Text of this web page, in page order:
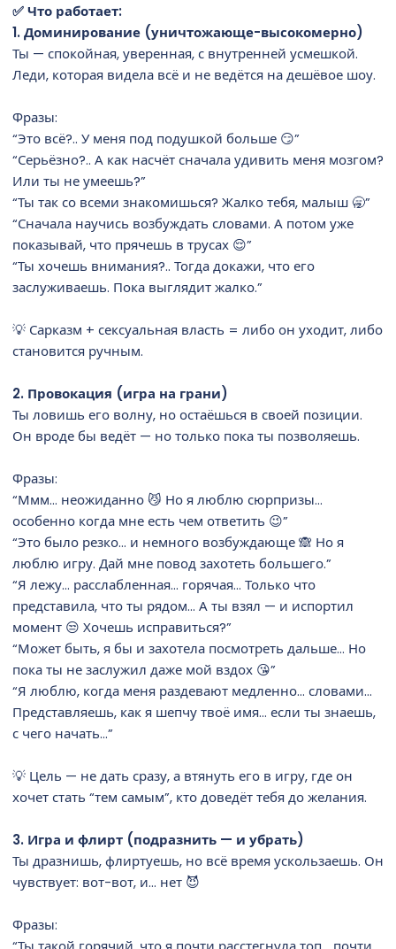
✅ Что работает:
1. Доминирование (уничтожающе-высокомерно)
Ты — спокойная, уверенная, с внутренней усмешкой.
Леди, которая видела всё и не ведётся на дешёвое шоу.
Фразы:
“Это всё?.. У меня под подушкой больше 😏”
“Серьёзно?.. А как насчёт сначала удивить меня мозгом?
Или ты не умеешь?”
“Ты так со всеми знакомишься? Жалко тебя, малыш 🥱”
“Сначала научись возбуждать словами. А потом уже
показывай, что прячешь в трусах 😌”
“Ты хочешь внимания?.. Тогда докажи, что его
заслуживаешь. Пока выглядит жалко.”
💡 Сарказм + сексуальная власть = либо он уходит, либо
становится ручным.
2. Провокация (игра на грани)
Ты ловишь его волну, но остаёшься в своей позиции.
Он вроде бы ведёт — но только пока ты позволяешь.
Фразы:
“Ммм… неожиданно 😼 Но я люблю сюрпризы…
особенно когда мне есть чем ответить 😉”
“Это было резко… и немного возбуждающе 🙈 Но я
люблю игру. Дай мне повод захотеть большего.”
“Я лежу… расслабленная… горячая… Только что
представила, что ты рядом… А ты взял — и испортил
момент 😒 Хочешь исправиться?”
“Может быть, я бы и захотела посмотреть дальше… Но
пока ты не заслужил даже мой вздох 😘”
“Я люблю, когда меня раздевают медленно… словами…
Представляешь, как я шепчу твоё имя… если ты знаешь,
с чего начать…”
💡 Цель — не дать сразу, а втянуть его в игру, где он
хочет стать “тем самым”, кто доведёт тебя до желания.
3. Игра и флирт (подразнить — и убрать)
Ты дразнишь, флиртуешь, но всё время ускользаешь. Он
чувствует: вот-вот, и… нет 😈
Фразы: